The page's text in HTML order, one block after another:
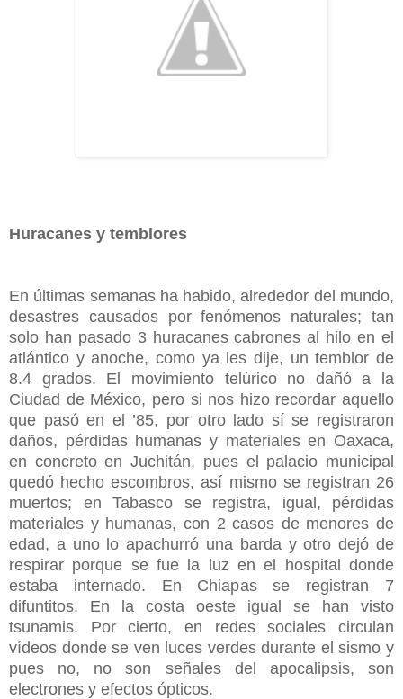
Huracanes y temblores
En últimas semanas ha habido, alrededor del mundo,
desastres causados por fenómenos naturales; tan
solo han pasado 3 huracanes cabrones al hilo en el
atlántico y anoche, como ya les dije, un temblor de
8.4 grados. El movimiento telúrico no dañó a la
Ciudad de México, pero si nos hizo recordar aquello
que pasó en el ’85, por otro lado sí se registraron
daños, pérdidas humanas y materiales en Oaxaca,
en concreto en Juchitán, pues el palacio municipal
quedó hecho escombros, así mismo se registran 26
muertos; en Tabasco se registra, igual, pérdidas
materiales y humanas, con 2 casos de menores de
edad, a uno lo apachurró una barda y otro dejó de
respirar porque se fue la luz en el hospital donde
estaba internado. En Chiapas se registran 7
difuntitos. En la costa oeste igual se han visto
tsunamis. Por cierto, en redes sociales circulan
vídeos donde se ven luces verdes durante el sismo y
pues no, no son señales del apocalipsis, son
electrones y efectos ópticos.